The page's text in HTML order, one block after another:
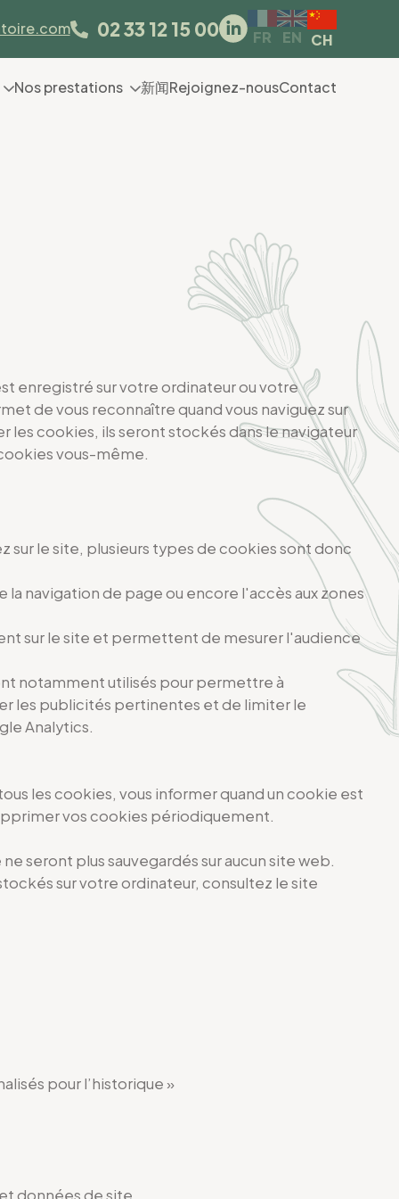
02 33 12 15 00 FR EN CH
Nos prestations 新闻Rejoignez-nousContact
enregistré sur votre ordinateur ou votre
de vous reconnaître quand vous naviguez sur
cookies, ils seront stockés dans le navigateur
vous-même.
sur le site, plusieurs types de cookies sont donc
navigation de page ou encore l'accès aux zones
sur le site et permettent de mesurer l'audience
notamment utilisés pour permettre à
les publicités pertinentes et de limiter le
Analytics.
les cookies, vous informer quand un cookie est
vos cookies périodiquement.
seront plus sauvegardés sur aucun site web.
sur votre ordinateur, consultez le site
pour l’historique »
données de site.